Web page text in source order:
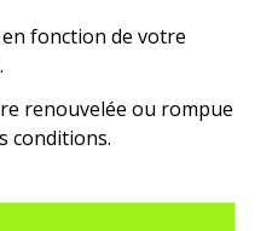
fonction de votre
renouvelée ou rompue
conditions.